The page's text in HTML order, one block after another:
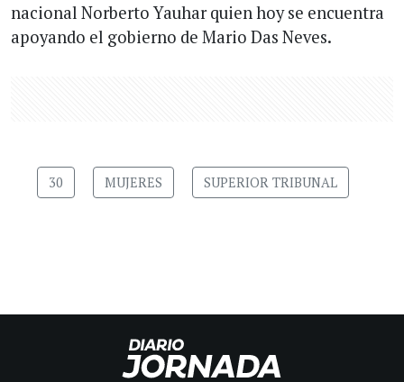
nacional Norberto Yauhar quien hoy se encuentra
apoyando el gobierno de Mario Das Neves.
30 MUJERES SUPERIOR TRIBUNAL